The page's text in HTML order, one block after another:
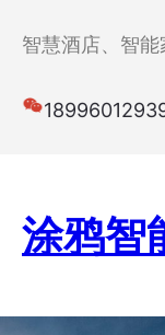
智慧酒店、智
涂鸦智